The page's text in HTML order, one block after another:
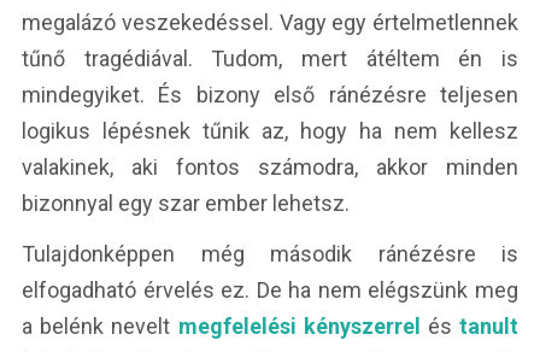
megalázó veszekedéssel. Vagy egy értelmetlennek
tűnő tragédiával. Tudom, mert átéltem én is
mindegyiket. És bizony első ránézésre teljesen
logikus lépésnek tűnik az, hogy ha nem kellesz
valakinek, aki fontos számodra, akkor minden
bizonnyal egy szar ember lehetsz.
Tulajdonképpen még második ránézésre is
elfogadható érvelés ez. De ha nem elégszünk meg
a belénk nevelt megfelelési kényszerrel éstanult